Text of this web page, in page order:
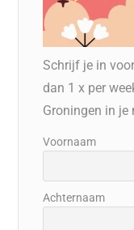
Schrijf je in
dan 1 x per
Groningen in je
Voornaam
Achternaam